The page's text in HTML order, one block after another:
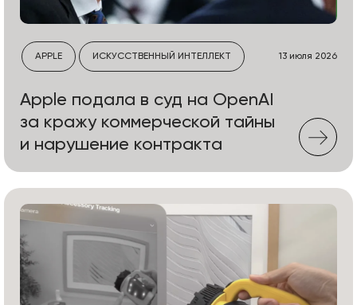
APPLE ИСКУССТВЕННЫЙ ИНТЕЛЛЕКТ 13 июля 2026
Apple подала в суд на OpenAI
за кражу коммерческой тайны
и нарушение контракта